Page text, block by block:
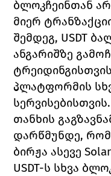
ბლოკჩეინთან
მიერ
შემდეგ, USDT
ანგარიშზე
პლატფორმის
სერვისებისთვის.
თანხის
დარწმუნდე, რომ
ბირჟა ასევე
USDT-ს სხვა